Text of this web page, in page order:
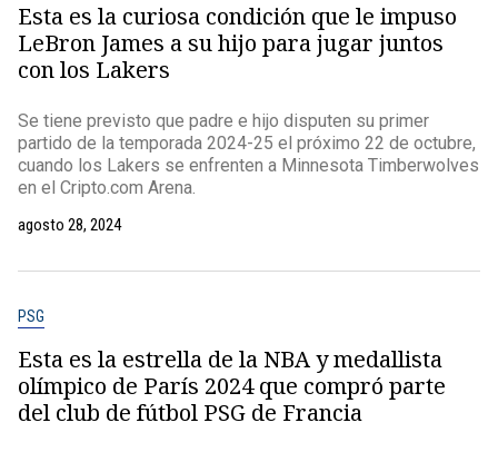
Esta es la curiosa condición que le impuso
LeBron James a su hijo para jugar juntos
con los Lakers
Se tiene previsto que padre e hijo disputen su primer
partido de la temporada 2024-25 el próximo 22 de octubre,
cuando los Lakers se enfrenten a Minnesota Timberwolves
en el Cripto.com Arena.
agosto 28, 2024
PSG
Esta es la estrella de la NBA y medallista
olímpico de París 2024 que compró parte
del club de fútbol PSG de Francia